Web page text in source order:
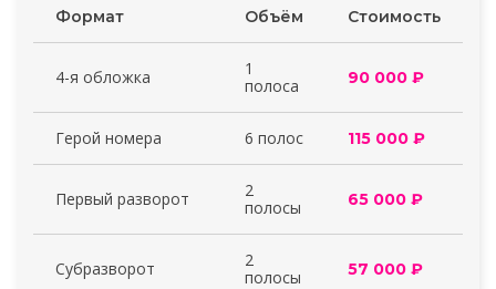
Формат Объём Стоимость
4-я обложка
1
полоса
90 000 ₽
Герой номера 6 полос 115 000 ₽
Первый разворот
2
полосы
65 000 ₽
Субразворот
2
полосы
57 000 ₽